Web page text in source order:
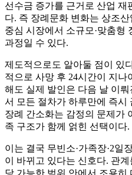
선수금 증가를 근거로 산업 재
다. 즉 장례문화 변화는 상조
중심 시장에서 소규모·맞춤형
과정일 수 있다.
제도적으로도 알아둘 점이 있
적으로 사망 후 24시간이 지
해도 실제 발인은 다음 날 이
서 모든 절차가 하루만에 즉시
장례 간소화는 감정의 문제가
족 구조가 함께 얽힌 선택이다.
이는 결국 무빈소·가족장·2일
이 바뀌고 있다는 신호다. 관